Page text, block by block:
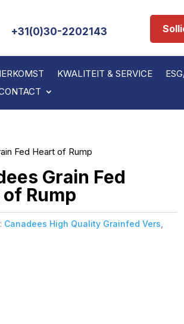
+31(0)30-2202143
KWALITEIT & SERVICE
Fed Heart of Rump
Grain Fed
Rump
Canadees High Quality Grainfed Vers